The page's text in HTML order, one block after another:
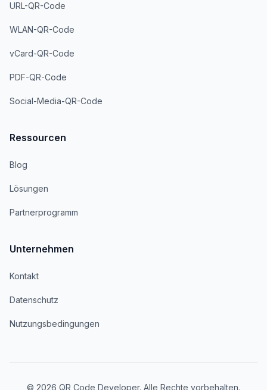
URL-QR-Code
WLAN-QR-Code
vCard-QR-Code
PDF-QR-Code
Social-Media-QR-Code
Ressourcen
Blog
Lösungen
Partnerprogramm
Unternehmen
Kontakt
Datenschutz
Nutzungsbedingungen
© 2026 QR Code Developer. Alle Rechte vorbehalten.